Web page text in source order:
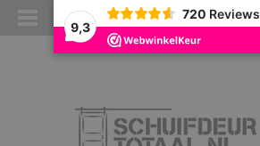
9,3
720 Reviews